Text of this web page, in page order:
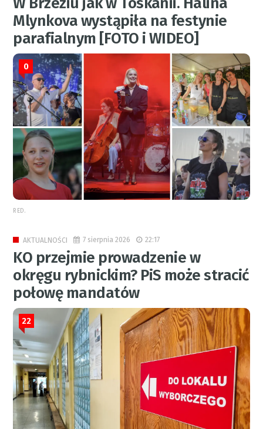
Mlynkova wystąpiła na festynie
parafialnym [FOTO i WIDEO]
0
RED.
AKTUALNOŚCI 7 sierpnia 2026 22:17
KO przejmie prowadzenie w
okręgu rybnickim? PiS może stracić
połowę mandatów
22